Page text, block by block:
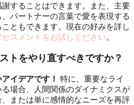
することはできます。また、主要
パートナーの言葉で愛を表現する
ともできます。現在の好みを詳し
スメントをお試しください。
トをやり直すべきですか？
イデアです！ 特に、重要なライ
場合、人間関係のダイナミクスが
または単に感情的なニーズを再評